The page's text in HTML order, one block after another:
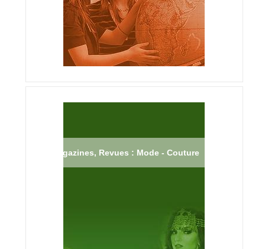
Magazines, Revues : Mode - Couture